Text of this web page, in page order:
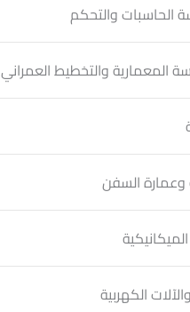
والتحكم
والتخطيط العمراني
وعمارة السفن
الكهربية